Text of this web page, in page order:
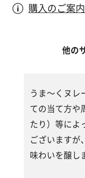
購入のご案内
他の
うま～くヌレ
ての当て方や
たり）等によ
ございますが
味わいを醸し